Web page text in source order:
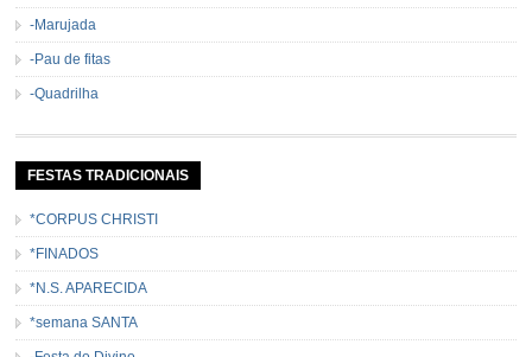
-Marujada
-Pau de fitas
-Quadrilha
FESTAS TRADICIONAIS
*CORPUS CHRISTI
*FINADOS
*N.S. APARECIDA
*semana SANTA